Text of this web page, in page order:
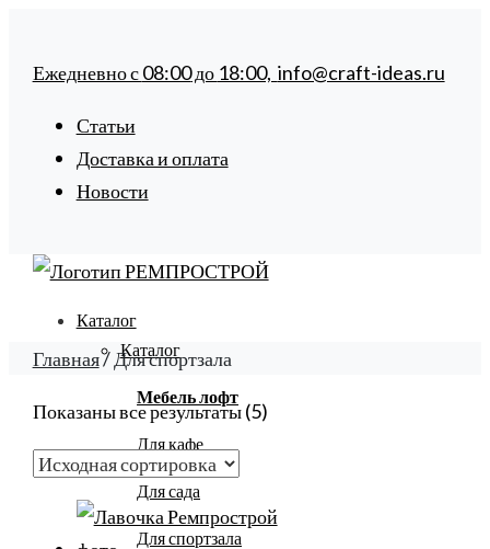
Ежедневно с08:00до 18:00, info@craft-ideas.ru
Статьи
Доставка и оплата
Новости
Каталог
Каталог
Мебель лофт
Для кафе
Для сада
Для спортзала
Главная/ Для спортзала
Показаны все результаты (5)